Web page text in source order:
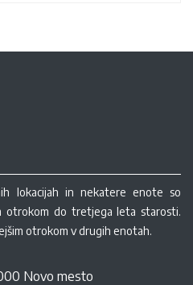
lokacijah in nekatere enote so
otrokom do tretjega leta starosti.
otrokom v drugih enotah.
Novo mesto